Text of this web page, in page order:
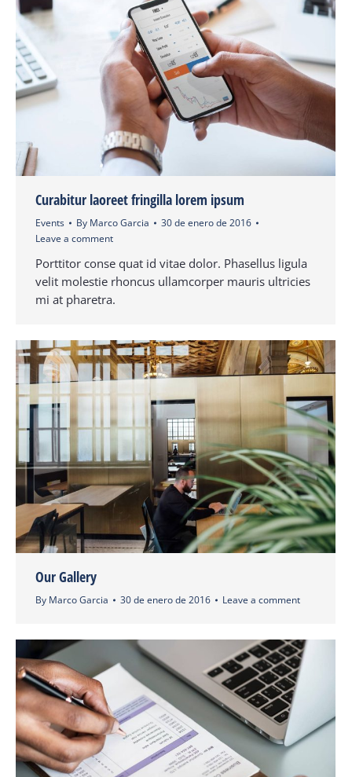
Curabitur laoreet fringilla lorem ipsum
Events By Marco Garcia
30 de enero de 2016
Leave a comment
Porttitor conse quat id vitae dolor. Phasellus ligula
velit molestie rhoncus ullamcorper mauris ultricies
mi at pharetra.
Our Gallery
By Marco Garcia 30 de enero de 2016 Leave a comment